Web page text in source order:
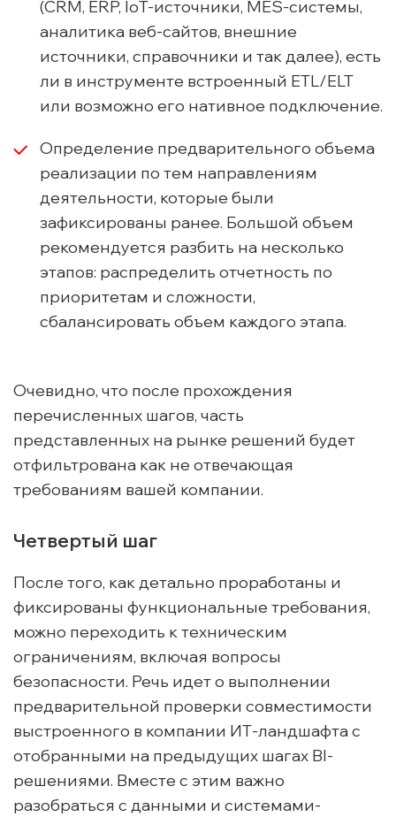
(CRM, ERP, IoT-источники, MES-системы,
аналитика веб-сайтов, внешние
источники, справочники и так далее), есть
ли в инструменте встроенный ETL/ELT
или возможно его нативное подключение.
Определение предварительного объема
реализации по тем направлениям
деятельности, которые были
зафиксированы ранее. Большой объем
рекомендуется разбить на несколько
этапов: распределить отчетность по
приоритетам и сложности,
сбалансировать объем каждого этапа.
Очевидно, что после прохождения
перечисленных шагов, часть
представленных на рынке решений будет
отфильтрована как не отвечающая
требованиям вашей компании.
Четвертый шаг
После того, как детально проработаны и
фиксированы функциональные требования,
можно переходить к техническим
ограничениям, включая вопросы
безопасности. Речь идет о выполнении
предварительной проверки совместимости
выстроенного в компании ИТ-ландшафта с
отобранными на предыдущих шагах BI-
решениями. Вместе с этим важно
разобраться с данными и системами-